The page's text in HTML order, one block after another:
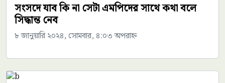
সংসদে যাব কি না সেটা এমপিদের সাথে কথা বলে
সিদ্ধান্ত নেব
৮ জানুয়ারি ২০২৪, সোমবার, ৪:০৩ অপরাহ্ন